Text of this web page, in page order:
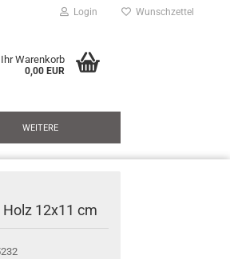
Login Wunschzettel
Ihr Warenkorb
0,00 EUR
WEITERE
12x11 cm